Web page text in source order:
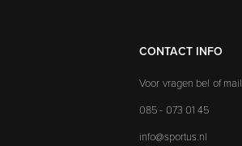
CONTACT INFO
Voor vragen bel of mail
085 - 073 01 45
info@sportus.nl